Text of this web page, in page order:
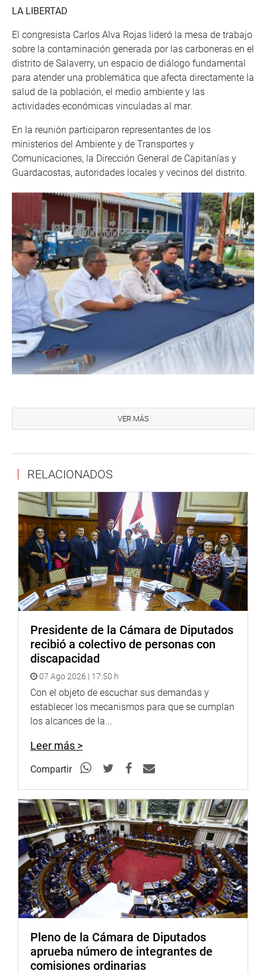
LA LIBERTAD
El congresista Carlos Alva Rojas lideró la mesa de trabajo
sobre la contaminación generada por las carboneras en el
distrito de Salaverry, un espacio de diálogo fundamental
para atender una problemática que afecta directamente la
salud de la población, el medio ambiente y las
actividades económicas vinculadas al mar.
En la reunión participaron representantes de los
ministerios del Ambiente y de Transportes y
Comunicaciones, la Dirección General de Capitanías y
Guardacostas, autoridades locales y vecinos del distrito.
reforzar las acciones de fiscalización, asegurar el estricto
cumplimiento de la normativa ambiental y proteger la
Asimismo, se anunció la gestión de una nueva reunión
para la segunda semana de febrero con las entidades e
instituciones directamente involucradas, a fin de dar
continuidad al trabajo iniciado y avanzar en medidas
concretas para mitigar la contaminación en Salaverry.
CUSCO
El congresista Luis Aragón Carreño se reunió con los
trabajadores del Plan COPESCO y del Instituto de Manejo
alcances de la Ley 32525, antes Proyecto de Ley 12044,
impulsado desde su despacho.
Esta norma autoriza una nueva escala remunerativa para
el personal del IMA y del Plan COPESCO del Gobierno
Regional del Cusco, bajo el régimen del Decreto
Legislativo 728, garantizando condiciones laborales
justas y competitivas, con sustento técnico del Ministerio
de Economía y Finanzas y aprobación mediante decreto
supremo, sin generar gastos adicionales al Tesoro
Público.
“Reafirmo mi compromiso de seguir trabajando con
hechos para valorar el talento técnico, asegurar una mejor
VER MÁS
RELACIONADOS
Presidente de la Cámara de Diputados
recibió a colectivo de personas con
discapacidad
07 Ago 2026 | 17:50 h
Con el objeto de escuchar sus demandas y
establecer los mecanismos para que se cumplan
los alcances de la...
Leer más >
Compartir
Pleno de la Cámara de Diputados
aprueba número de integrantes de
comisiones ordinarias